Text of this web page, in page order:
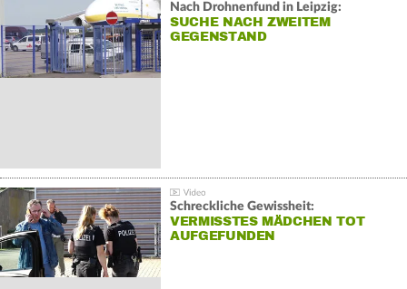
Nach Drohnenfund in Leipzig:
SUCHE NACH ZWEITEM
GEGENSTAND
Schreckliche Gewissheit:
VERMISSTES MÄDCHEN TOT
AUFGEFUNDEN